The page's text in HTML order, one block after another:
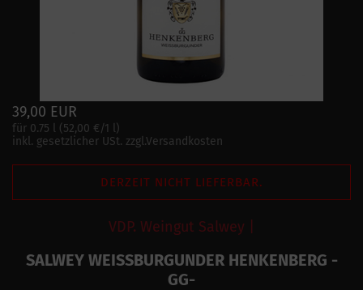
39,00 EUR
für 0.75 l (52,00 €/1 l)
inkl. gesetzlicher USt. zzgl.Versandkosten
DERZEIT NICHT LIEFERBAR.
VDP. Weingut Salwey |
SALWEY WEISSBURGUNDER HENKENBERG -
GG-